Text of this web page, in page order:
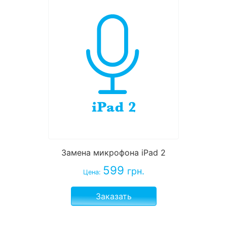
Замена микрофона iPad 2
Цена: 599 грн.
Заказать